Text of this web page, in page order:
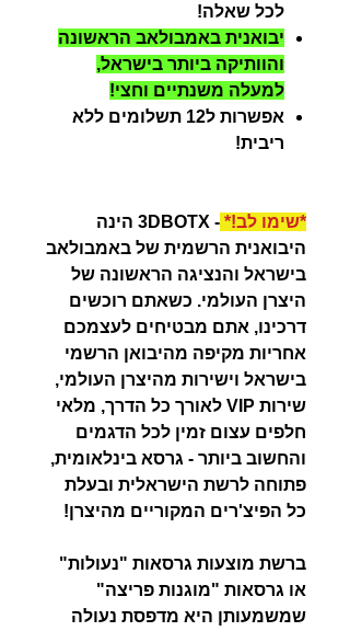
לכל שאלה!
יבואנית באמבולאב הראשונה
והוותיקה ביותר בישראל,
למעלה משנתיים וחצי!
אפשרות ל12 תשלומים ללא
ריבית!
*שימו לב!*
- 3DBOTX הינה
היבואנית הרשמית של באמבולאב
בישראל והנציגה הראשונה של
היצרן העולמי. כשאתם רוכשים
דרכינו, אתם מבטיחים לעצמכם
אחריות מקיפה מהיבואן הרשמי
בישראל וישירות מהיצרן העולמי,
שירות VIP לאורך כל הדרך, מלאי
חלפים עצום זמין לכל הדגמים
והחשוב ביותר - גרסא בינלאומית,
פתוחה לרשת הישראלית ובעלת
כל הפיצ'רים המקוריים מהיצרן!
ברשת מוצעות גרסאות "נעולות"
או גרסאות "מוגנות פריצה"
שמשמעותן היא מדפסת נעולה